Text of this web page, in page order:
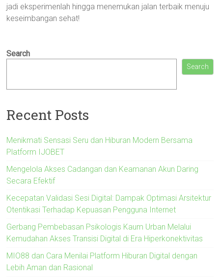
jadi eksperimenlah hingga menemukan jalan terbaik menuju
keseimbangan sehat!
Search
Search
Recent Posts
Menikmati Sensasi Seru dan Hiburan Modern Bersama
Platform IJOBET
Mengelola Akses Cadangan dan Keamanan Akun Daring
Secara Efektif
Kecepatan Validasi Sesi Digital: Dampak Optimasi Arsitektur
Otentikasi Terhadap Kepuasan Pengguna Internet
Gerbang Pembebasan Psikologis Kaum Urban Melalui
Kemudahan Akses Transisi Digital di Era Hiperkonektivitas
MIO88 dan Cara Menilai Platform Hiburan Digital dengan
Lebih Aman dan Rasional